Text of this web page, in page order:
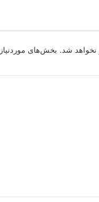
نخواهد شد. بخش‌های